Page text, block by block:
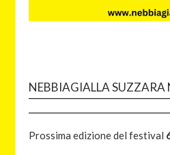
NEBBIAGIALLA SUZZARA
Prossima edizione del festival